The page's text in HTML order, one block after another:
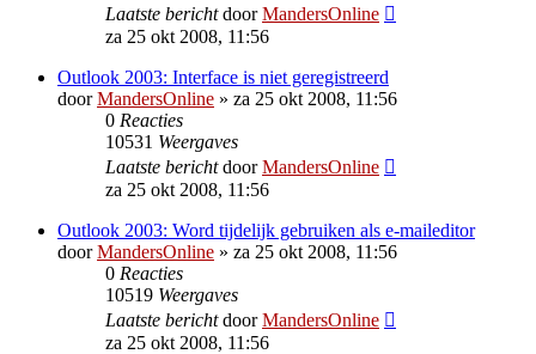
Laatste berichtdoorMandersOnline
za 25 okt 2008, 11:56
Outlook 2003: Interface is niet geregistreerd
doorMandersOnline » za 25 okt 2008, 11:56
0 Reacties
10531 Weergaves
Laatste berichtdoorMandersOnline
za 25 okt 2008, 11:56
Outlook 2003: Word tijdelijk gebruiken als e-maileditor
doorMandersOnline » za 25 okt 2008, 11:56
0 Reacties
10519 Weergaves
Laatste berichtdoorMandersOnline
za 25 okt 2008, 11:56